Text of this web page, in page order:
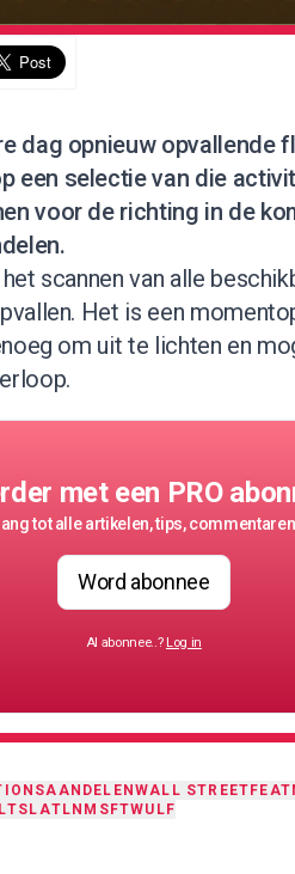
dag opnieuw opvallende
een selectie van die
voor de richting in de
scannen van alle
Het is een
om uit te lichten en
met een PRO
tot alle artikelen, tips,
Word abonnee
Al abonnee..? Log in
AANDELEN WALL STREET FEAT
TSLATLN MSFTWULF